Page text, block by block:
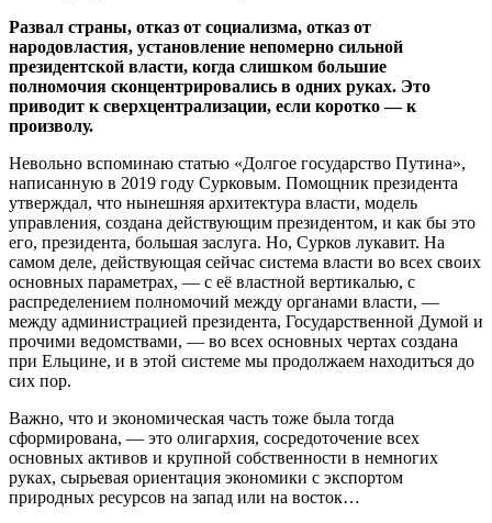
Развал страны, отказ от социализма, отказ от
народовластия, установление непомерно сильной
президентской власти, когда слишком большие
полномочия сконцентрировались в одних руках. Это
приводит к сверхцентрализации, если коротко — к
произволу.
Невольно вспоминаю статью «Долгое государство Путина»,
написанную в 2019 году Сурковым. Помощник президента
утверждал, что нынешняя архитектура власти, модель
управления, создана действующим президентом, и как бы это
его, президента, большая заслуга. Но, Сурков лукавит. На
самом деле, действующая сейчас система власти во всех своих
основных параметрах, — с её властной вертикалью, с
распределением полномочий между органами власти, —
между администрацией президента, Государственной Думой и
прочими ведомствами, — во всех основных чертах создана
при Ельцине, и в этой системе мы продолжаем находиться до
сих пор.
Важно, что и экономическая часть тоже была тогда
сформирована, — это олигархия, сосредоточение всех
основных активов и крупной собственности в немногих
руках, сырьевая ориентация экономики с экспортом
природных ресурсов на запад или на восток…